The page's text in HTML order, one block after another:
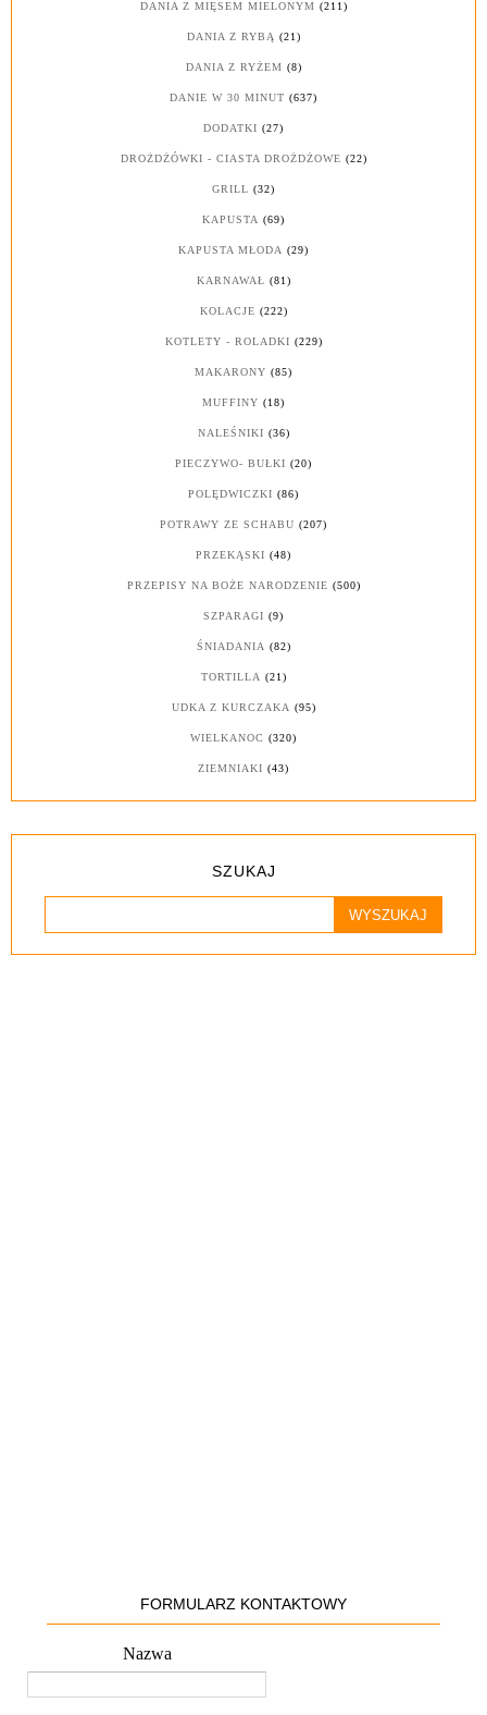
DANIA Z MIĘSEM MIELONYM (211)
DANIA Z RYBĄ (21)
DANIA Z RYŻEM (8)
DANIE W 30 MINUT (637)
DODATKI (27)
DROŻDŻÓWKI - CIASTA DROŻDŻOWE (22)
GRILL (32)
KAPUSTA (69)
KAPUSTA MŁODA (29)
KARNAWAŁ (81)
KOLACJE (222)
KOTLETY - ROLADKI (229)
MAKARONY (85)
MUFFINY (18)
NALEŚNIKI (36)
PIECZYWO- BUŁKI (20)
POLĘDWICZKI (86)
POTRAWY ZE SCHABU (207)
PRZEKĄSKI (48)
PRZEPISY NA BOŻE NARODZENIE (500)
SZPARAGI (9)
ŚNIADANIA (82)
TORTILLA (21)
UDKA Z KURCZAKA (95)
WIELKANOC (320)
ZIEMNIAKI (43)
SZUKAJ
FORMULARZ KONTAKTOWY
Nazwa